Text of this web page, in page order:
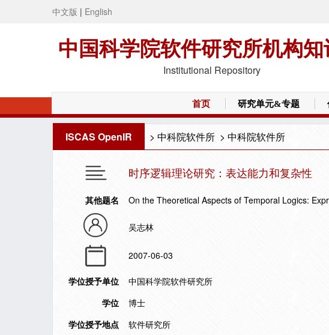
中文版 | English
中国科学院软件研究所机构知
Institutional Repository
首页 研究单元&专题
ISCAS OpenIR > 中科院软件所 > 中科院软件所
时序逻辑理论研究：表达能力和复杂性
其他题名 On the Theoretical Aspects of Temporal Logics:
吴志林
2007-06-03
学位授予单位
中国科学院软件研究所
学位
博士
学位授予地点
软件研究所